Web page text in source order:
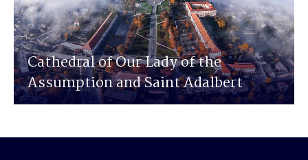
Cathedral of Our Lady of the
Assumption and Saint Adalbert